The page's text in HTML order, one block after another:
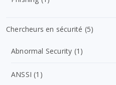
Chercheurs en sécurité (5)
Abnormal Security (1)
ANSSI (1)